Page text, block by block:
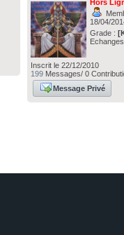
Hors
18/04/
Grade :
Echanges
Inscrit le 22/12/2010
199Messages/ 0
Message Privé